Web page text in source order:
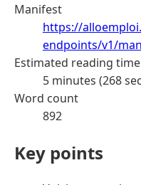
Manifest
https://
endpoints/v1/
Estimated reading time
5 minutes (268
Word count
892
Key points